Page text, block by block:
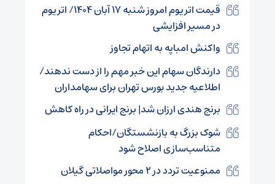
قیمت اتریوم امروز شنبه ۱۷ آبان ۱۴۰۴/ اتریوم
در مسیر افزایشی
واکنش امباپه به اتهام تجاوز
دارندگان سهام این خبر مهم را از دست ندهند/
اطلاعیه جدید بورس تهران برای سهامداران
برنج هندی ارزان شد| برنج ایرانی در راه کاهش
شوک بزرگ به بازنشستگان/احکام
متناسب‌سازی اصلاح شود
ممنوعیت تردد در ۲ محور مواصلاتی گیلان